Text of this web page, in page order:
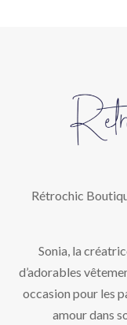
Rétrochic
Sonia, la
d’adorables
occasion pour les
amour dans